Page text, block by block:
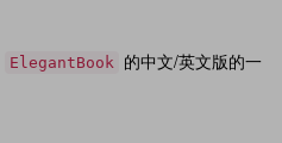
ElegantBook 的中文/英文版的一